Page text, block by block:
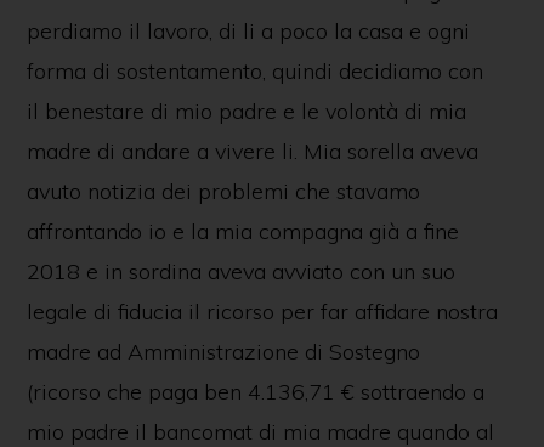
perdiamo il lavoro, di li a poco la casa e ogni
forma di sostentamento, quindi decidiamo con
il benestare di mio padre e le volontà di mia
madre di andare a vivere li. Mia sorella aveva
avuto notizia dei problemi che stavamo
affrontando io e la mia compagna già a fine
2018 e in sordina aveva avviato con un suo
legale di fiducia il ricorso per far affidare nostra
madre ad Amministrazione di Sostegno
(ricorso che paga ben 4.136,71 € sottraendo a
mio padre il bancomat di mia madre quando al